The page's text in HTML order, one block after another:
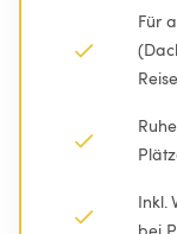
Für
Inkl.